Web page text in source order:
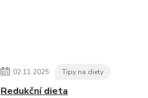
02.11.2025 Tipy na diety
Redukční dieta